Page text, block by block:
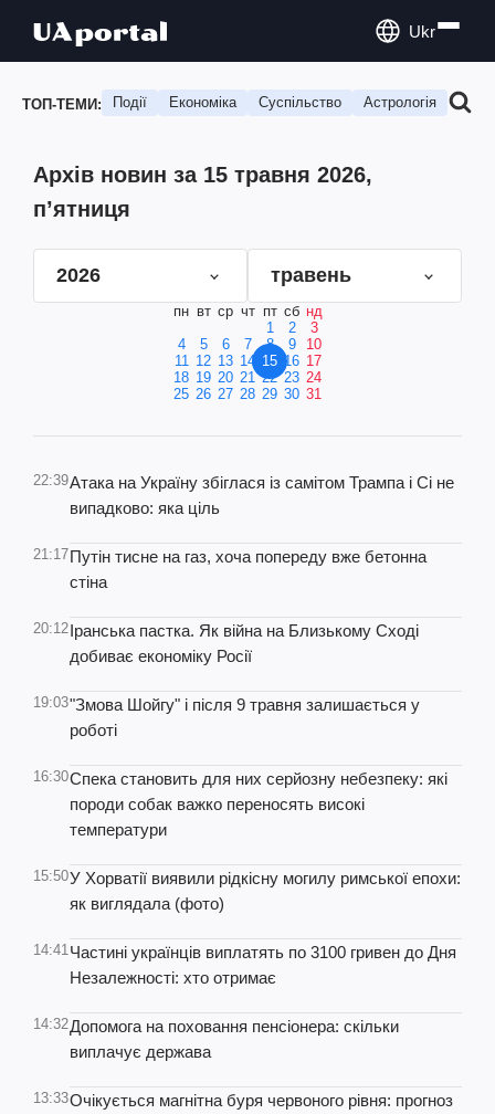
Ukr
ТОП-ТЕМИ: Події Економіка Суспільство Астрологія
Архів новин за 15 травня 2026,
п’ятниця
2026 травень
пн вт ср чт пт сб нд
1
2
3
4
5 6 7 8 9
10
11 12 13 14 15 16 17
18 19 20 21 22 23 24
25 26 27 28 29 30 31
22:39Атака на Україну збіглася із самітом Трампа і Сі не
випадково: яка ціль
21:17Путін тисне на газ, хоча попереду вже бетонна
стіна
20:12Іранська пастка. Як війна на Близькому Сході
добиває економіку Росії
19:03"Змова Шойгу" і після 9 травня залишається у
роботі
16:30Спека становить для них серйозну небезпеку: які
породи собак важко переносять високі
температури
15:50У Хорватії виявили рідкісну могилу римської епохи:
як виглядала (фото)
14:41Частині українців виплатять по 3100 гривен до Дня
Незалежності: хто отримає
14:32Допомога на поховання пенсіонера: скільки
виплачує держава
13:33Очікується магнітна буря червоного рівня: прогноз